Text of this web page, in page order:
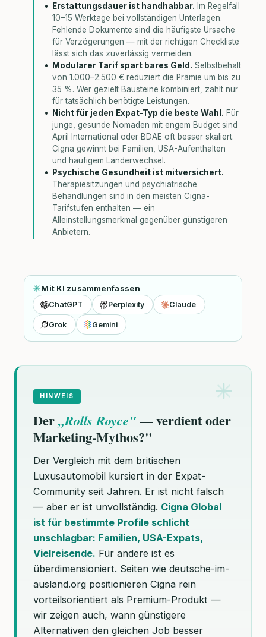
Erstattungsdauer ist handhabbar. Im Regelfall
10–15 Werktage bei vollständigen Unterlagen.
Fehlende Dokumente sind die häufigste Ursache
für Verzögerungen — mit der richtigen Checkliste
lässt sich das zuverlässig vermeiden.
Modularer Tarif spart bares Geld. Selbstbehalt
von 1.000–2.500 € reduziert die Prämie um bis zu
35 %. Wer gezielt Bausteine kombiniert, zahlt nur
für tatsächlich benötigte Leistungen.
Nicht für jeden Expat-Typ die beste Wahl. Für
junge, gesunde Nomaden mit engem Budget sind
April International oder BDAE oft besser skaliert.
Cigna gewinnt bei Familien, USA-Aufenthalten
und häufigem Länderwechsel.
Psychische Gesundheit ist mitversichert.
Therapiesitzungen und psychiatrische
Behandlungen sind in den meisten Cigna-
Tarifstufen enthalten — ein
Alleinstellungsmerkmal gegenüber günstigeren
Anbietern.
Mit KI zusammenfassen
ChatGPT Perplexity Claude
Grok Gemini
HINWEIS
Der„Rolls Royce"— verdient oder
Marketing-Mythos?"
Der Vergleich mit dem britischen
Luxusautomobil kursiert in der Expat-
Community seit Jahren. Er ist nicht falsch
— aber er ist unvollständig. Cigna Global
ist für bestimmte Profile schlicht
unschlagbar: Familien, USA-Expats,
Vielreisende. Für andere ist es
überdimensioniert. Seiten wie deutsche-im-
ausland.org positionieren Cigna rein
vorteilsorientiert als Premium-Produkt —
wir zeigen auch, wann günstigere
Alternativen den gleichen Job besser